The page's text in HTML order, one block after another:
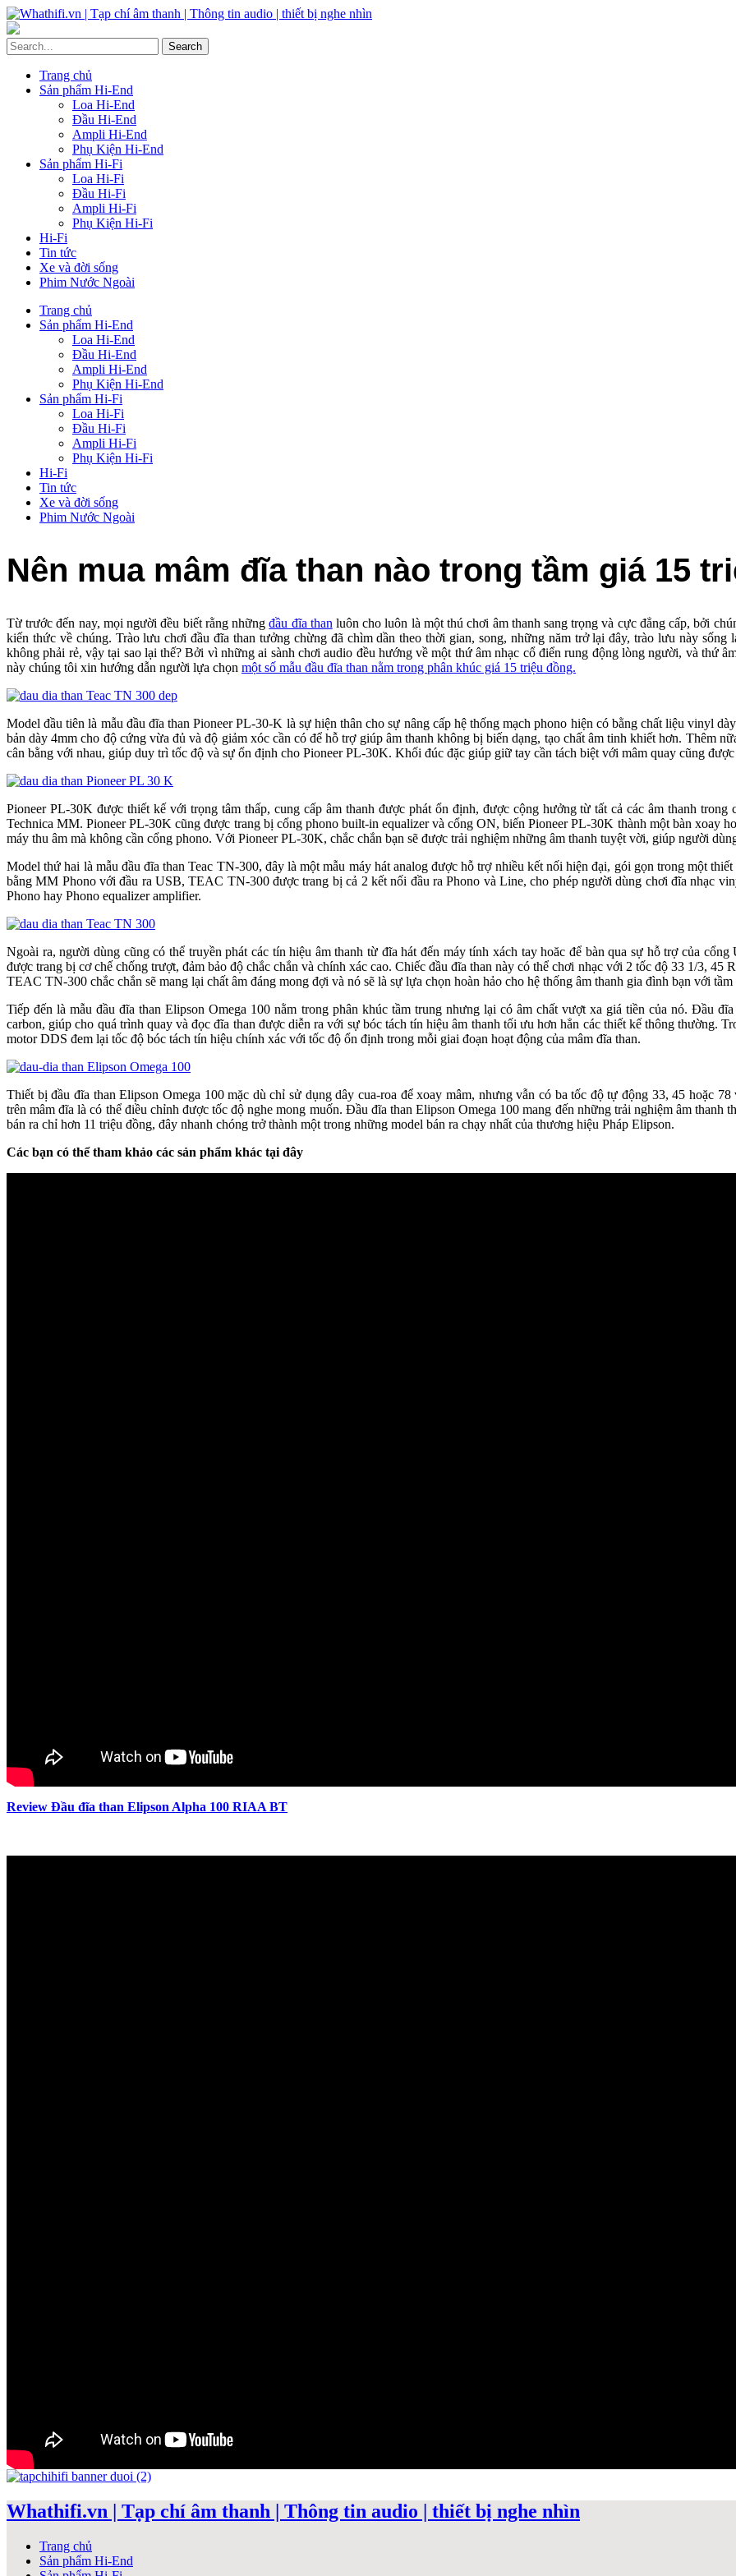
Trang chủ
Sản phẩm Hi-End
Loa Hi-End
Đầu Hi-End
Ampli Hi-End
Phụ Kiện Hi-End
Sản phẩm Hi-Fi
Loa Hi-Fi
Đầu Hi-Fi
Ampli Hi-Fi
Phụ Kiện Hi-Fi
Hi-Fi
Tin tức
Xe và đời sống
Phim Nước Ngoài
Trang chủ
Sản phẩm Hi-End
Loa Hi-End
Đầu Hi-End
Ampli Hi-End
Phụ Kiện Hi-End
Sản phẩm Hi-Fi
Loa Hi-Fi
Đầu Hi-Fi
Ampli Hi-Fi
Phụ Kiện Hi-Fi
Hi-Fi
Tin tức
Xe và đời sống
Phim Nước Ngoài
Nên mua mâm đĩa than nào trong tầm giá 15
Từ trước đến nay, mọi người đều biết rằng nhữngđầu đĩa than luôn cho luôn là một thú chơi âm thanh sang trọng và cực đẳng cấp, bởi
kiến thức về chúng. Trào lưu chơi đầu đĩa than tưởng chừng đã chìm dần theo thời gian, song, những năm trở lại đây, trào lưu này sống
không phải rẻ, vậy tại sao lại thế? Bởi vì những ai sành chơi audio đều hướng về một thứ âm nhạc cổ điển rung động lòng người, và thứ
này chúng tôi xin hướng dẫn người lựa chọn một số mẫu đầu đĩa than nằm trong phân khúc giá 15 triệu đồng.
Model đầu tiên là mẫu đầu đĩa than Pioneer PL-30-K là sự hiện thân cho sự nâng cấp hệ thống mạch phono hiện có bằng chất liệu vinyl
bản dày 4mm cho độ cứng vừa đủ và độ giảm xóc cần có để hỗ trợ giúp âm thanh không bị biến dạng, tạo chất âm tinh khiết hơn. Thêm
cân bằng với nhau, giúp duy trì tốc độ và sự ổn định cho Pioneer PL-30K. Khối đúc đặc giúp giữ tay cần tách biệt với mâm quay cũng
Pioneer PL-30K được thiết kế với trọng tâm thấp, cung cấp âm thanh được phát ổn định, được cộng hưởng từ tất cả các âm thanh
Technica MM. Pioneer PL-30K cũng được trang bị cổng phono built-in equalizer và cổng ON, biến Pioneer PL-30K thành một bàn xoay
máy thu âm mà không cần cổng phono. Với Pioneer PL-30K, chắc chắn bạn sẽ được trải nghiệm những âm thanh tuyệt vời, giúp người
Model thứ hai là mẫu đầu đĩa than Teac TN-300, đây là một mẫu máy hát analog được hỗ trợ nhiều kết nối hiện đại, gói gọn trong một
bằng MM Phono với đầu ra USB, TEAC TN-300 được trang bị cả 2 kết nối đầu ra Phono và Line, cho phép người dùng chơi đĩa nhạc
Phono hay Phono equalizer amplifier.
Ngoài ra, người dùng cũng có thể truyền phát các tín hiệu âm thanh từ đĩa hát đến máy tính xách tay hoăc để bàn qua sự hỗ trợ của
được trang bị cơ chế chống trượt, đảm bảo độ chắc chắn và chính xác cao. Chiếc đầu đĩa than này có thể chơi nhạc với 2 tốc độ 33 1/3, 45
TEAC TN-300 chắc chắn sẽ mang lại chất âm đáng mong đợi và nó sẽ là sự lựa chọn hoàn hảo cho hệ thống âm thanh gia đình bạn với
Tiếp đến là mẫu đầu đĩa than Elipson Omega 100 nằm trong phân khúc tầm trung nhưng lại có âm chất vượt xa giá tiền của nó. Đầu
carbon, giúp cho quá trình quay và đọc đĩa than được diễn ra với sự bóc tách tín hiệu âm thanh tối ưu hơn hẳn các thiết kế thông thường.
motor DDS đem lại tốc độ bóc tách tín hiệu chính xác với tốc độ ổn định trong mỗi giai đoạn hoạt động của mâm đĩa than.
Thiết bị đầu đĩa than Elipson Omega 100 mặc dù chỉ sử dụng dây cua-roa để xoay mâm, nhưng vẫn có ba tốc độ tự động 33, 45 hoặc
trên mâm đĩa là có thể điều chỉnh được tốc độ nghe mong muốn. Đầu đĩa than Elipson Omega 100 mang đến những trải nghiệm âm
bán ra chỉ hơn 11 triệu đồng, đây nhanh chóng trở thành một trong những model bán ra chạy nhất của thương hiệu Pháp Elipson.
Các bạn có thể tham khảo các sản phẩm khác tại đây
Review Đầu đĩa than Elipson Alpha 100 RIAA BT
Whathifi.vn | Tạp chí âm thanh | Thông tin audio | thiết bị nghe nhìn
Trang chủ
Sản phẩm Hi-End